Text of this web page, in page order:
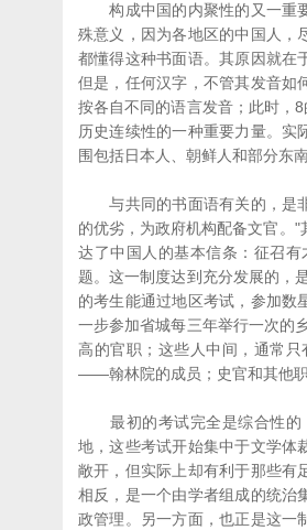
构成中国的内聚性的又一重要
殊意义，因为各地区的中国人，
都懂得这种书面语。其原因就在
但是，任何汉字，不管其发音如
按各自不同的语言发音；此时，
历史连续性的一种重要力量。实
围包括日本人、朝鲜人和部分东
与共同的书面语有关的，是非
的优劣，为政府机构配备文官。
达了中国人的基本信条：征召
题。这一制度达到充分发展的，
的考生能通过地区考试，参加数
一步参加省城每三年举行一次的
高的官职；这些人中间，通常
――翰林院的成员；史官和其他职
最初的考试完全是综合性的
地，这些考试开始集中于文学体
敞开，但实际上却有利于那些有
相反，是一个由学者组成的统治
政管理。另一方面，也正是这一